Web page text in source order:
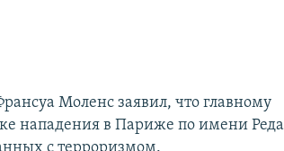
Моленс заявил, что главному
нападения в Париже по имени Реда